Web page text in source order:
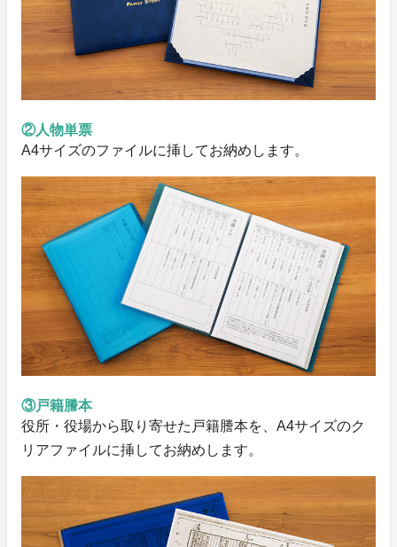
②人物単票
A4サイズのファイルに挿してお納めします。
③戸籍謄本
役所・役場から取り寄せた戸籍謄本を、A4サイズのク
リアファイルに挿してお納めします。